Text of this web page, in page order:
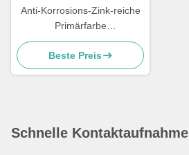
Anti-Korrosions-Zink-reiche
Primärfarbe
Pulverbeschichtung für
Metallmöbel
Beste Preis
Schnelle Kontaktaufnahme